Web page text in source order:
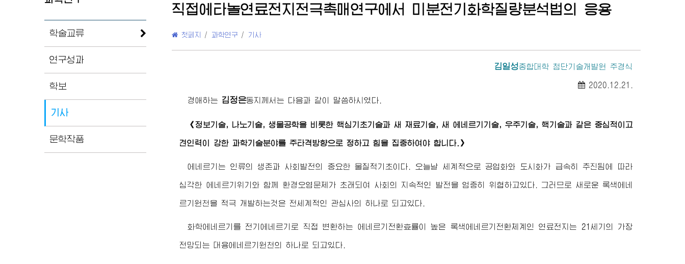
학술교류
연구성과
학보
기사
문학작품
직접에타놀연료전지전극촉매연구에서 미분전기화학질량분석법의 응용
첫페지 / 과학연구 / 기사
김일성종합대학 첨단기술개발원 주경식
2020.12.21.
경애하는 김정은동지 께서는 다음과 같이 말씀하시였다.
《정보기술, 나노기술, 생물공학을 비롯한 핵심기초기술과 새 재료기술, 새 에네르기기술, 우주기술, 핵기술과 같은 중심적이고
견인력이 강한 과학기술분야를 주타격방향으로 정하고 힘을 집중하여야 합니다.》
에네르기는 인류의 생존과 사회발전의 중요한 물질적기초이다. 오늘날 세계적으로 공업화와 도시화가 급속히 추진됨에 따라
심각한 에네르기위기와 함께 환경오염문제가 초래되여 사회의 지속적인 발전을 엄중히 위협하고있다. 그러므로 새로운 록색에네
르기원천을 적극 개발하는것은 전세계적인 관심사의 하나로 되고있다.
화학에네르기를 전기에네르기로 직접 변환하는 에네르기전환효률이 높은 록색에네르기전환체계인 연료전지는 21세기의 가장
전망되는 대용에네르기원천의 하나로 되고있다.